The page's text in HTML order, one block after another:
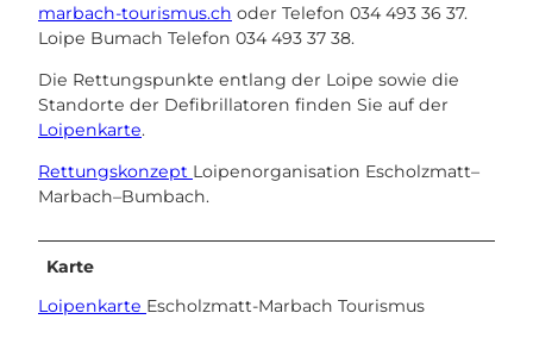
marbach-tourismus.ch oder Telefon 034 493 36 37.
Loipe Bumach Telefon 034 493 37 38.
Die Rettungspunkte entlang der Loipe sowie die
Standorte der Defibrillatoren finden Sie auf der
Loipenkarte.
Rettungskonzept Loipenorganisation Escholzmatt–
Marbach–Bumbach.
Karte
Loipenkarte Escholzmatt-Marbach Tourismus